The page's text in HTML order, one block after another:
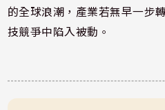
的全球浪潮，產業若無早一步
技競爭中陷入被動。